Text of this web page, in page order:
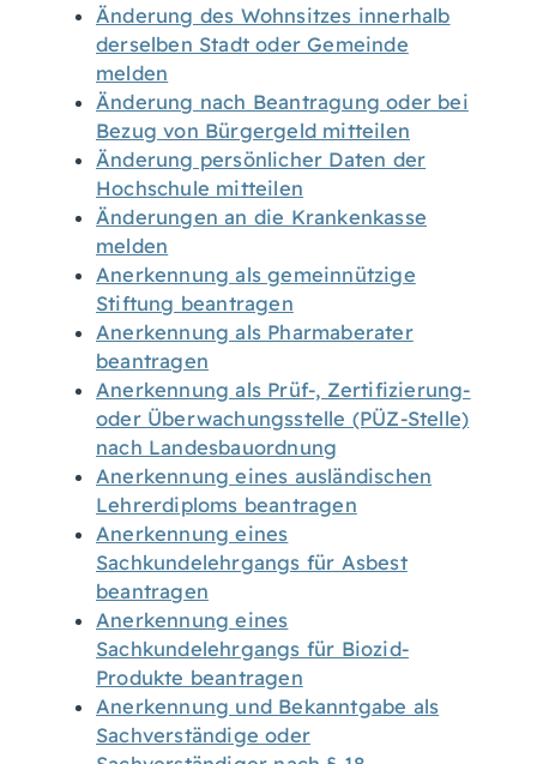
Änderung des Wohnsitzes innerhalb
derselben Stadt oder Gemeinde
melden
Änderung nach Beantragung oder bei
Bezug von Bürgergeld mitteilen
Änderung persönlicher Daten der
Hochschule mitteilen
Änderungen an die Krankenkasse
melden
Anerkennung als gemeinnützige
Stiftung beantragen
Anerkennung als Pharmaberater
beantragen
Anerkennung als Prüf-, Zertifizierung-
oder Überwachungsstelle (PÜZ-Stelle)
nach Landesbauordnung
Anerkennung eines ausländischen
Lehrerdiploms beantragen
Anerkennung eines
Sachkundelehrgangs für Asbest
beantragen
Anerkennung eines
Sachkundelehrgangs für Biozid-
Produkte beantragen
Anerkennung und Bekanntgabe als
Sachverständige oder